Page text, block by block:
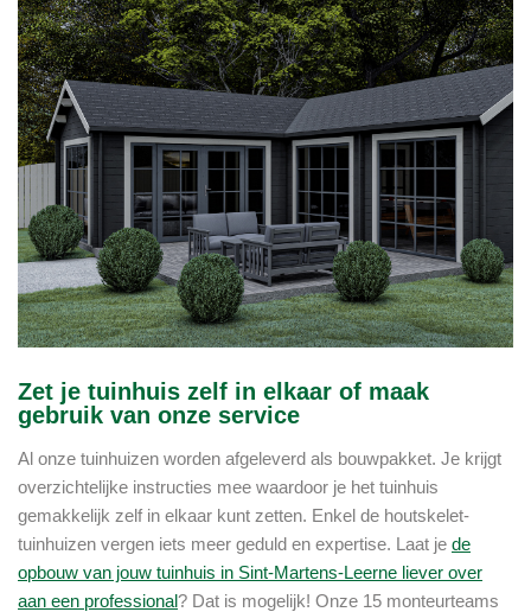
Zet je tuinhuis zelf in elkaar of maak
gebruik van onze service
Al onze tuinhuizen worden afgeleverd als bouwpakket. Je krijgt
overzichtelijke instructies mee waardoor je het tuinhuis
gemakkelijk zelf in elkaar kunt zetten. Enkel de houtskelet-
tuinhuizen vergen iets meer geduld en expertise. Laat je de
opbouw van jouw tuinhuis in Sint-Martens-Leerne liever over
aan een professional? Dat is mogelijk! Onze 15 monteurteams